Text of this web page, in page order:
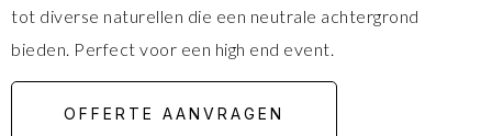
tot diverse naturellen die een neutrale achtergrond
bieden. Perfect voor een high end event.
OFFERTE AANVRAGEN